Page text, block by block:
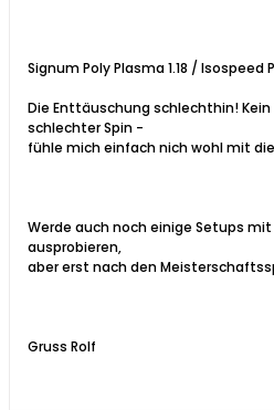
Signum Poly Plasma 1.18 /
Die Enttäuschung schlechthin!
schlechter Spin -
fühle mich einfach nich wohl mit
Werde auch noch einige Setups mit
ausprobieren,
aber erst nach den
Gruss Rolf